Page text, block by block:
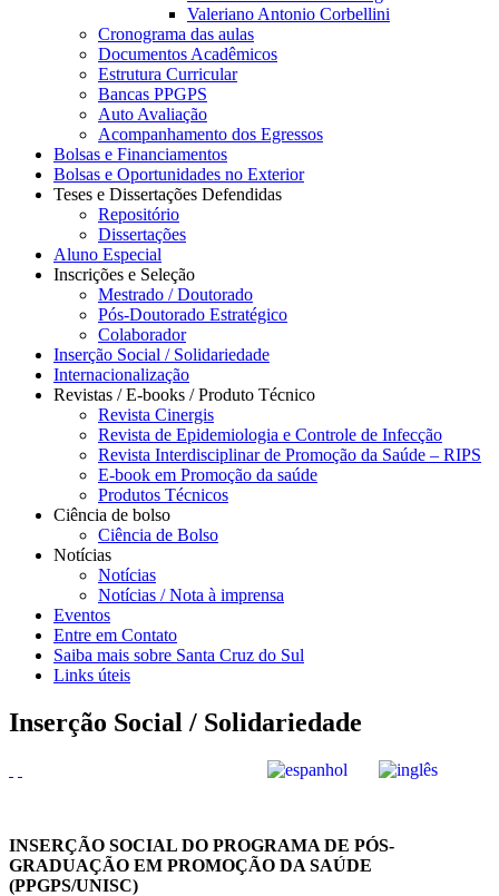
Valeriano Antonio Corbellini
Cronograma das aulas
Documentos Acadêmicos
Estrutura Curricular
Bancas PPGPS
Auto Avaliação
Acompanhamento dos Egressos
Bolsas e Financiamentos
Bolsas e Oportunidades no Exterior
Teses e Dissertações Defendidas
Repositório
Dissertações
Aluno Especial
Inscrições e Seleção
Mestrado / Doutorado
Pós-Doutorado Estratégico
Colaborador
Inserção Social / Solidariedade
Internacionalização
Revistas / E-books / Produto Técnico
Revista Cinergis
Revista de Epidemiologia e Controle de Infecção
Revista Interdisciplinar de Promoção da Saúde – RIPS
E-book em Promoção da saúde
Produtos Técnicos
Ciência de bolso
Ciência de Bolso
Notícias
Notícias
Notícias / Nota à imprensa
Eventos
Entre em Contato
Saiba mais sobre Santa Cruz do Sul
Links úteis
Inserção Social / Solidariedade
INSERÇÃO SOCIAL DO PROGRAMA DE PÓS-
GRADUAÇÃO EM PROMOÇÃO DA SAÚDE
(PPGPS/UNISC)